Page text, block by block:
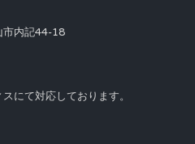
市内記44-18
にて対応しております。